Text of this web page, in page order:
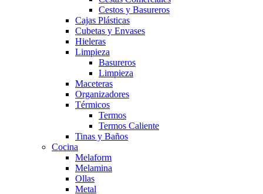
Cestos y Basureros
Cajas Plásticas
Cubetas y Envases
Hieleras
Limpieza
Basureros
Limpieza
Maceteras
Organizadores
Térmicos
Termos
Termos Caliente
Tinas y Baños
Cocina
Melaform
Melamina
Ollas
Metal